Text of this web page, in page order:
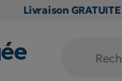
Livraison GRATUITE